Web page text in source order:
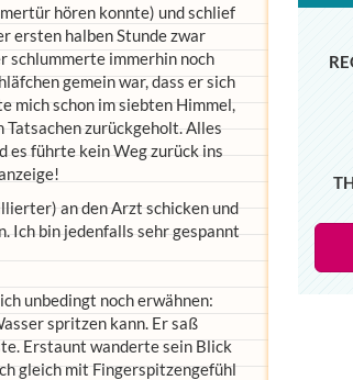
hören konnte) und schlief
ersten halben Stunde zwar
schlummerte immerhin noch
gemein war, dass er sich
mich schon im siebten Himmel,
Tatsachen zurückgeholt. Alles
es führte kein Weg zurück ins
an den Arzt schicken und
Ich bin jedenfalls sehr gespannt
unbedingt noch erwähnen:
spritzen kann. Er saß
Erstaunt wanderte sein Blick
gleich mit Fingerspitzengefühl